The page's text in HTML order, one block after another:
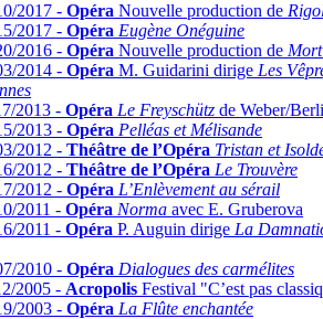
2017 - Opéra Nouvelle production de
2017 - Opéra Eugène Onéguine
2016 - Opéra Nouvelle production de Mort
2014 - Opéra M. Guidarini dirige Les
2013 - Opéra Le Freyschütz de Weber/
2013 - Opéra Pelléas et Mélisande
2012 - Théâtre de l’Opéra Tristan et
2012 - Théâtre de l’Opéra Le Trouvère
2012 - Opéra L’Enlèvement au sérail
2011 - Opéra Norma avec E. Gruberova
2011 - Opéra P. Auguin dirige La
2010 - Opéra Dialogues des carmélites
2005 - Acropolis Festival "C’est pas
2003 - Opéra La Flûte enchantée